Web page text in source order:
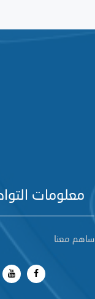
معلومات
ساهم معنا